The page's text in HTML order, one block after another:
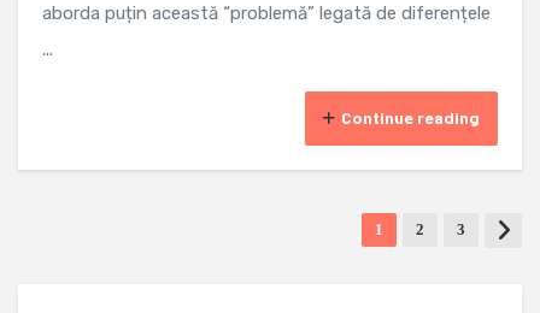
aborda puțin această “problemă” legată de diferențele
...
Continue reading
1 2 3